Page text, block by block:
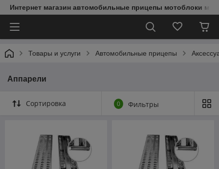
Интернет магазин автомобильные прицепы мотоблоки
Товары и услуги Автомобильные прицепы
Аппарели
Сортировка 0 Фильтры